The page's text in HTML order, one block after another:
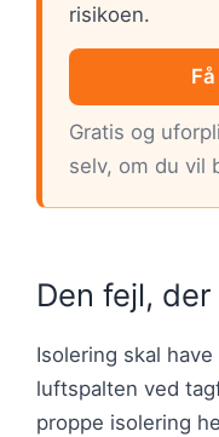
risikoen.
Gratis og
selv, om du vil
Den fejl,
Isolering skal
luftspalten ved
proppe isolering